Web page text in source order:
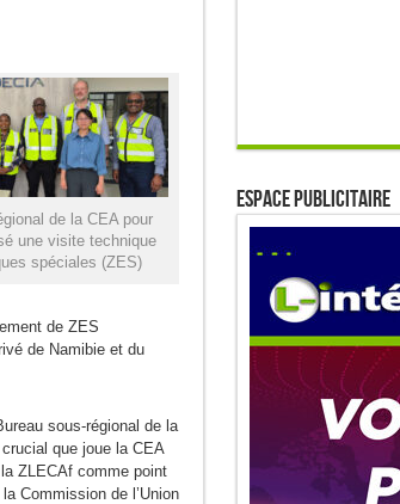
de la CEA pour
une visite technique
spéciales (ZES)
de ZES
de Namibie et du
sous-régional de la
que joue la CEA
ZLECAf comme point
Commission de l’Union
ESPACE PUBLICITAIRE